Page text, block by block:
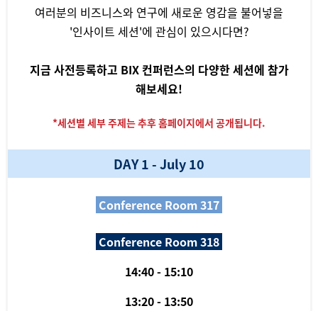
여러분의 비즈니스와 연구에 새로운 영감을 불어넣을
'인사이트 세션'에 관심이 있으시다면?
지금 사전등록하고 BIX 컨퍼런스의 다양한 세션에 참가
해보세요!
*세션별 세부 주제는 추후 홈페이지에서 공개됩니다.
DAY 1 - July 10
Conference Room 317
Conference Room 318
14:40 - 15:10
13:20 - 13:50